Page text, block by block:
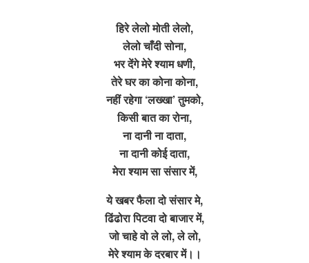
हिरे लेलो मोती लेलो,
लेलो चाँदी सोना,
भर देंगे मेरे श्याम धणी,
तेरे घर का कोना कोना,
नहीं रहेगा ‘लख्खा’ तुमको,
किसी बात का रोना,
ना दानी ना दाता,
ना दानी कोई दाता,
मेरा श्याम सा संसार में,
ये खबर फैला दो संसार मे,
ढिंढोरा पिटवा दो बाजार में,
जो चाहे वो ले लो, ले लो,
मेरे श्याम के दरबार में।।